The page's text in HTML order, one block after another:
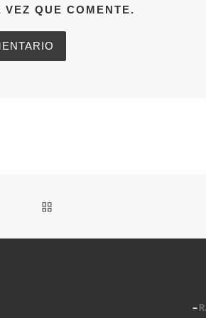
QUE COMENTE.
–